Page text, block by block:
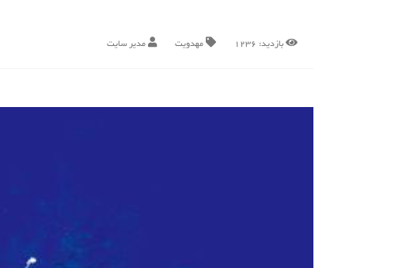
بازدید: 1236 مهدویت مدیر سایت